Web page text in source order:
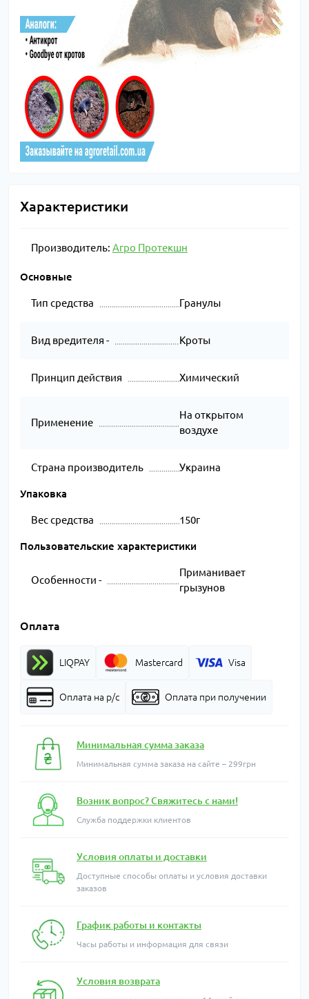
Характеристики
Производитель: Агро Протекшн
Основные
Тип средства Гранулы
Вид вредителя - Кроты
Принцип действия Химический
Применение
На открытом
воздухе
Страна производитель Украина
Упаковка
Вес средства 150г
Пользовательские характеристики
Особенности -
Приманивает
грызунов
Оплата
LIQPAY Mastercard Visa
Оплата на р/с Оплата при получении
Минимальная сумма заказа
Минимальная сумма заказа на сайте – 299грн
Возник вопрос? Свяжитесь с нами!
Служба поддержки клиентов
Условия оплаты и доставки
Доступные способы оплаты и условия доставки
заказов
График работы и контакты
Часы работы и информация для связи
Условия возврата